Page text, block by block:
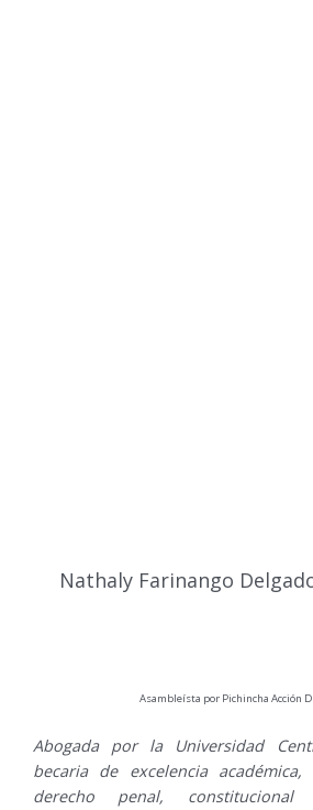
Nathaly Farinango
Asambleísta por Pichincha Acción
Abogada por la Universidad
becaria de excelencia
derecho penal, constitucional